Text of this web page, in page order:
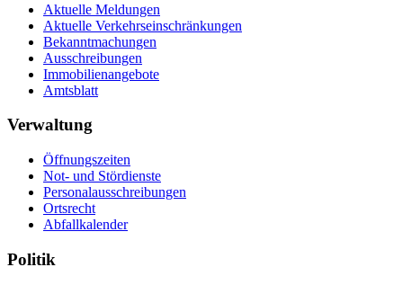
Aktuelle Meldungen
Aktuelle Verkehrseinschränkungen
Bekanntmachungen
Ausschreibungen
Immobilienangebote
Amtsblatt
Verwaltung
Öffnungszeiten
Not- und Stördienste
Personalausschreibungen
Ortsrecht
Abfallkalender
Politik